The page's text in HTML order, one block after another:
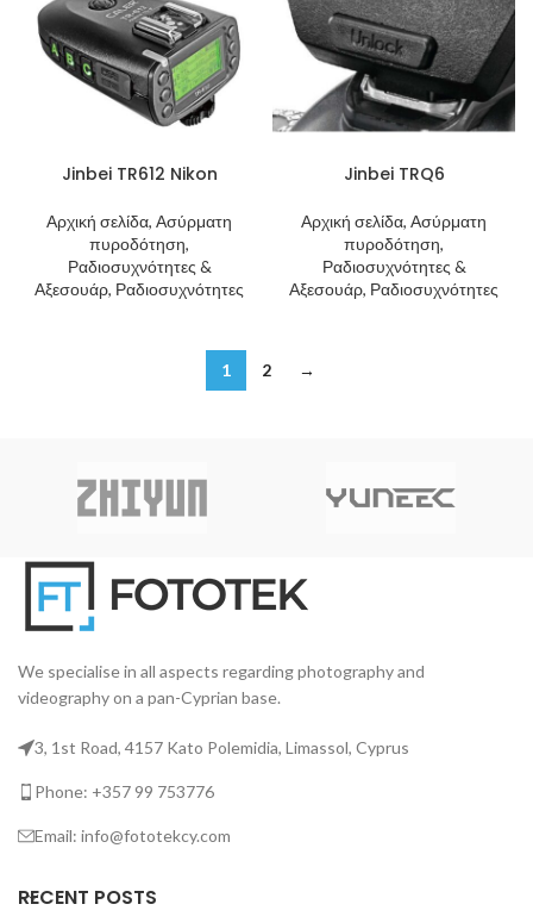
Jinbei TR612 Nikon
Αρχική σελίδα, Ασύρματη
πυροδότηση,
Ραδιοσυχνότητες &
Αξεσουάρ, Ραδιοσυχνότητες
Jinbei TRQ6
Αρχική σελίδα, Ασύρματη
πυροδότηση,
Ραδιοσυχνότητες &
Αξεσουάρ, Ραδιοσυχνότητες
1 2 →
We specialise in all aspects regarding photography and
videography on a pan-Cyprian base.
3, 1st Road, 4157 Kato Polemidia, Limassol, Cyprus
Phone: +357 99 753776
Email: info@fototekcy.com
RECENT POSTS